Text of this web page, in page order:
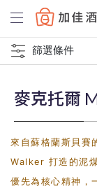
篩選條件
麥克托爾
來自蘇格蘭斯貝
Walker 打造的泥
優先為核心精神，